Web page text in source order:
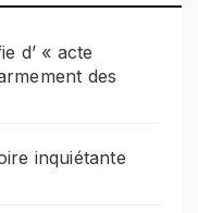
d’ « acte
des
inquiétante